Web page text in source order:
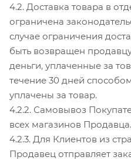
4.2. Доставка товара в
ограничена
случае ограничения
быть возвращен
деньги, уплаченные за
течение 30 дней
уплачены за товар.
4.2.2. Самовывоз
всех магазинов Продавца.
4.2.3. Для Клиентов из
Продавец отправляет